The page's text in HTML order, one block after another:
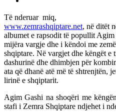
Të nderuar miq,
www.zemrashqiptare.net, në ditët
albumet e rapsodit të popullit
mijëra vargje dhe i këndoi me
shqiptare. Në vargjet dhe këngët e
dashurinë dhe dhimbjen për
ata që dhanë atë më të shtrenjtën,
lirinë e shqiptarit.
Agim Gashi na shoqëri me
stafi i Zemra Shqiptare ndjehet i